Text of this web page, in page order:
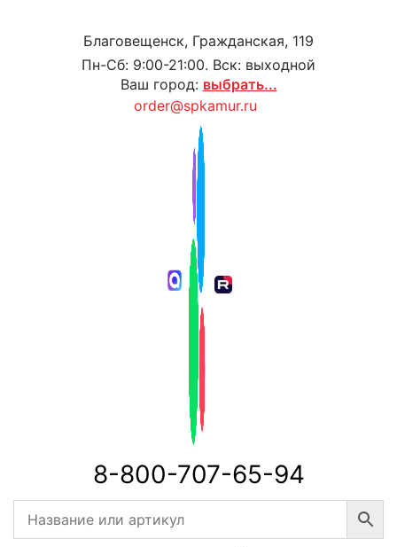
Благовещенск, Гражданская, 119
Пн-Сб: 9:00-21:00. Вск: выходной
Ваш город: выбрать...
order@spkamur.ru
8-800-707-65-94